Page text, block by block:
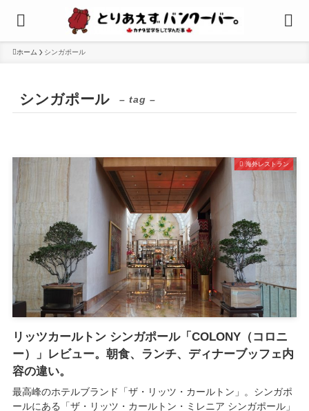
ホーム シンガポール
シンガポール – tag –
海外レストラン
リッツカールトン シンガポール「COLONY（コロニ
ー）」レビュー。朝食、ランチ、ディナーブッフェ内
容の違い。
最高峰のホテルブランド「ザ・リッツ・カールトン」。シンガポ
ールにある「ザ・リッツ・カールトン・ミレニア シンガポール」